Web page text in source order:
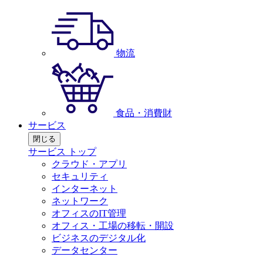
物流
食品・消費財
サービス
閉じる
サービス トップ
クラウド・アプリ
セキュリティ
インターネット
ネットワーク
オフィスのIT管理
オフィス・工場の移転・開設
ビジネスのデジタル化
データセンター